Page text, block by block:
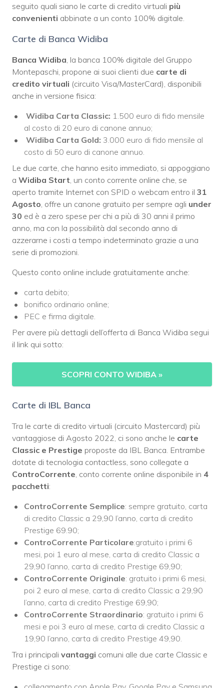
seguito quali siano le carte di credito virtuali più
convenienti abbinate a un conto 100% digitale.
Carte di Banca Widiba
Banca Widiba , la banca 100% digitale del Gruppo
Montepaschi, propone ai suoi clienti due carte di
credito virtuali (circuito Visa/MasterCard), disponibili
anche in versione fisica:
Widiba Carta Classic: 1.500 euro di fido mensile
al costo di 20 euro di canone annuo;
Widiba Carta Gold: 3.000 euro di fido mensile al
costo di 50 euro di canone annuo.
Le due carte, che hanno esito immediato, si appoggiano
a Widiba Start , un conto corrente online che, se
aperto tramite Internet con SPID o webcam entro il 31
Agosto , offre un canone gratuito per sempre agli under
30 ed è a zero spese per chi a più di 30 anni il primo
anno, ma con la possibilità dal secondo anno di
azzerarne i costi a tempo indeterminato grazie a una
serie di promozioni.
Questo conto online include gratuitamente anche:
carta debito;
bonifico ordinario online;
PEC e firma digitale.
Per avere più dettagli dell’offerta di Banca Widiba segui
il link qui sotto:
SCOPRI CONTO WIDIBA »
Carte di IBL Banca
Tra le carte di credito virtuali (circuito Mastercard) più
vantaggiose di Agosto 2022, ci sono anche le carte
Classic e Prestige proposte da IBL Banca. Entrambe
dotate di tecnologia contactless, sono collegate a
ControCorrente , conto corrente online disponibile in 4
pacchetti:
ControCorrente Semplice: sempre gratuito, carta
di credito Classic a 29,90 l’anno, carta di credito
Prestige 69.90;
ControCorrente Particolare:gratuito i primi 6
mesi, poi 1 euro al mese, carta di credito Classic a
29,90 l’anno, carta di credito Prestige 69,90;
ControCorrente Originale: gratuito i primi 6 mesi,
poi 2 euro al mese, carta di credito Classic a 29,90
l’anno, carta di credito Prestige 69,90;
ControCorrente Straordinario: gratuito i primi 6
mesi e poi 3 euro al mese, carta di credito Classic a
19,90 l’anno, carta di credito Prestige 49,90.
Tra i principali vantaggi comuni alle due carte Classic e
Prestige ci sono: